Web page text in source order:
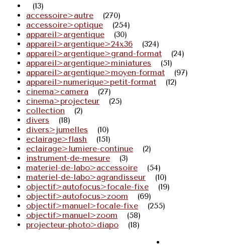
(13)
accessoire>autre
(270)
accessoire>optique
(254)
appareil>argentique
(30)
appareil>argentique>24x36
(324)
appareil>argentique>grand-format
(24)
appareil>argentique>miniatures
(51)
appareil>argentique>moyen-format
(97)
appareil>numerique>petit-format
(12)
cinema>camera
(27)
cinema>projecteur
(25)
collection
(2)
divers
(18)
divers>jumelles
(10)
eclairage>flash
(151)
eclairage>lumiere-continue
(2)
instrument-de-mesure
(3)
materiel-de-labo>accessoire
(54)
materiel-de-labo>agrandisseur
(10)
objectif>autofocus>focale-fixe
(19)
objectif>autofocus>zoom
(69)
objectif>manuel>focale-fixe
(255)
objectif>manuel>zoom
(58)
projecteur-photo>diapo
(18)